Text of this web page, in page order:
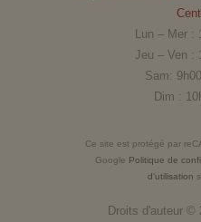
Lun – Mer :
Jeu – Ven :
Sam:
Dim :
Ce site est protégé par
Google Politique de
d'utilisation
Droits d'auteur ©